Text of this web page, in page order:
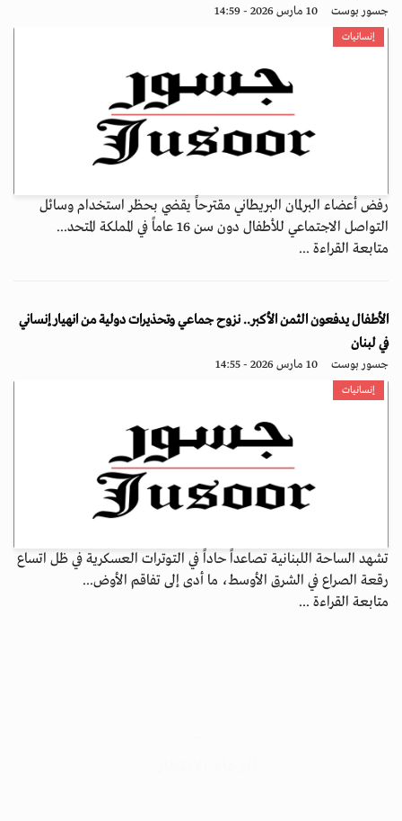
جسور بوست 10 مارس 2026 - 14:59
إنسانيات
رفض أعضاء البرلمان البريطاني مقترحاً يقضي بحظر استخدام وسائل
التواصل الاجتماعي للأطفال دون سن 16 عاماً في المملكة المتحد...
متابعة القراءة ...
الأطفال يدفعون الثمن الأكبر.. نزوح جماعي وتحذيرات دولية من انهيار إنساني
في لبنان
جسور بوست 10 مارس 2026 - 14:55
إنسانيات
تشهد الساحة اللبنانية تصاعداً حاداً في التوترات العسكرية في ظل اتساع
رقعة الصراع في الشرق الأوسط، ما أدى إلى تفاقم الأوض...
متابعة القراءة ...